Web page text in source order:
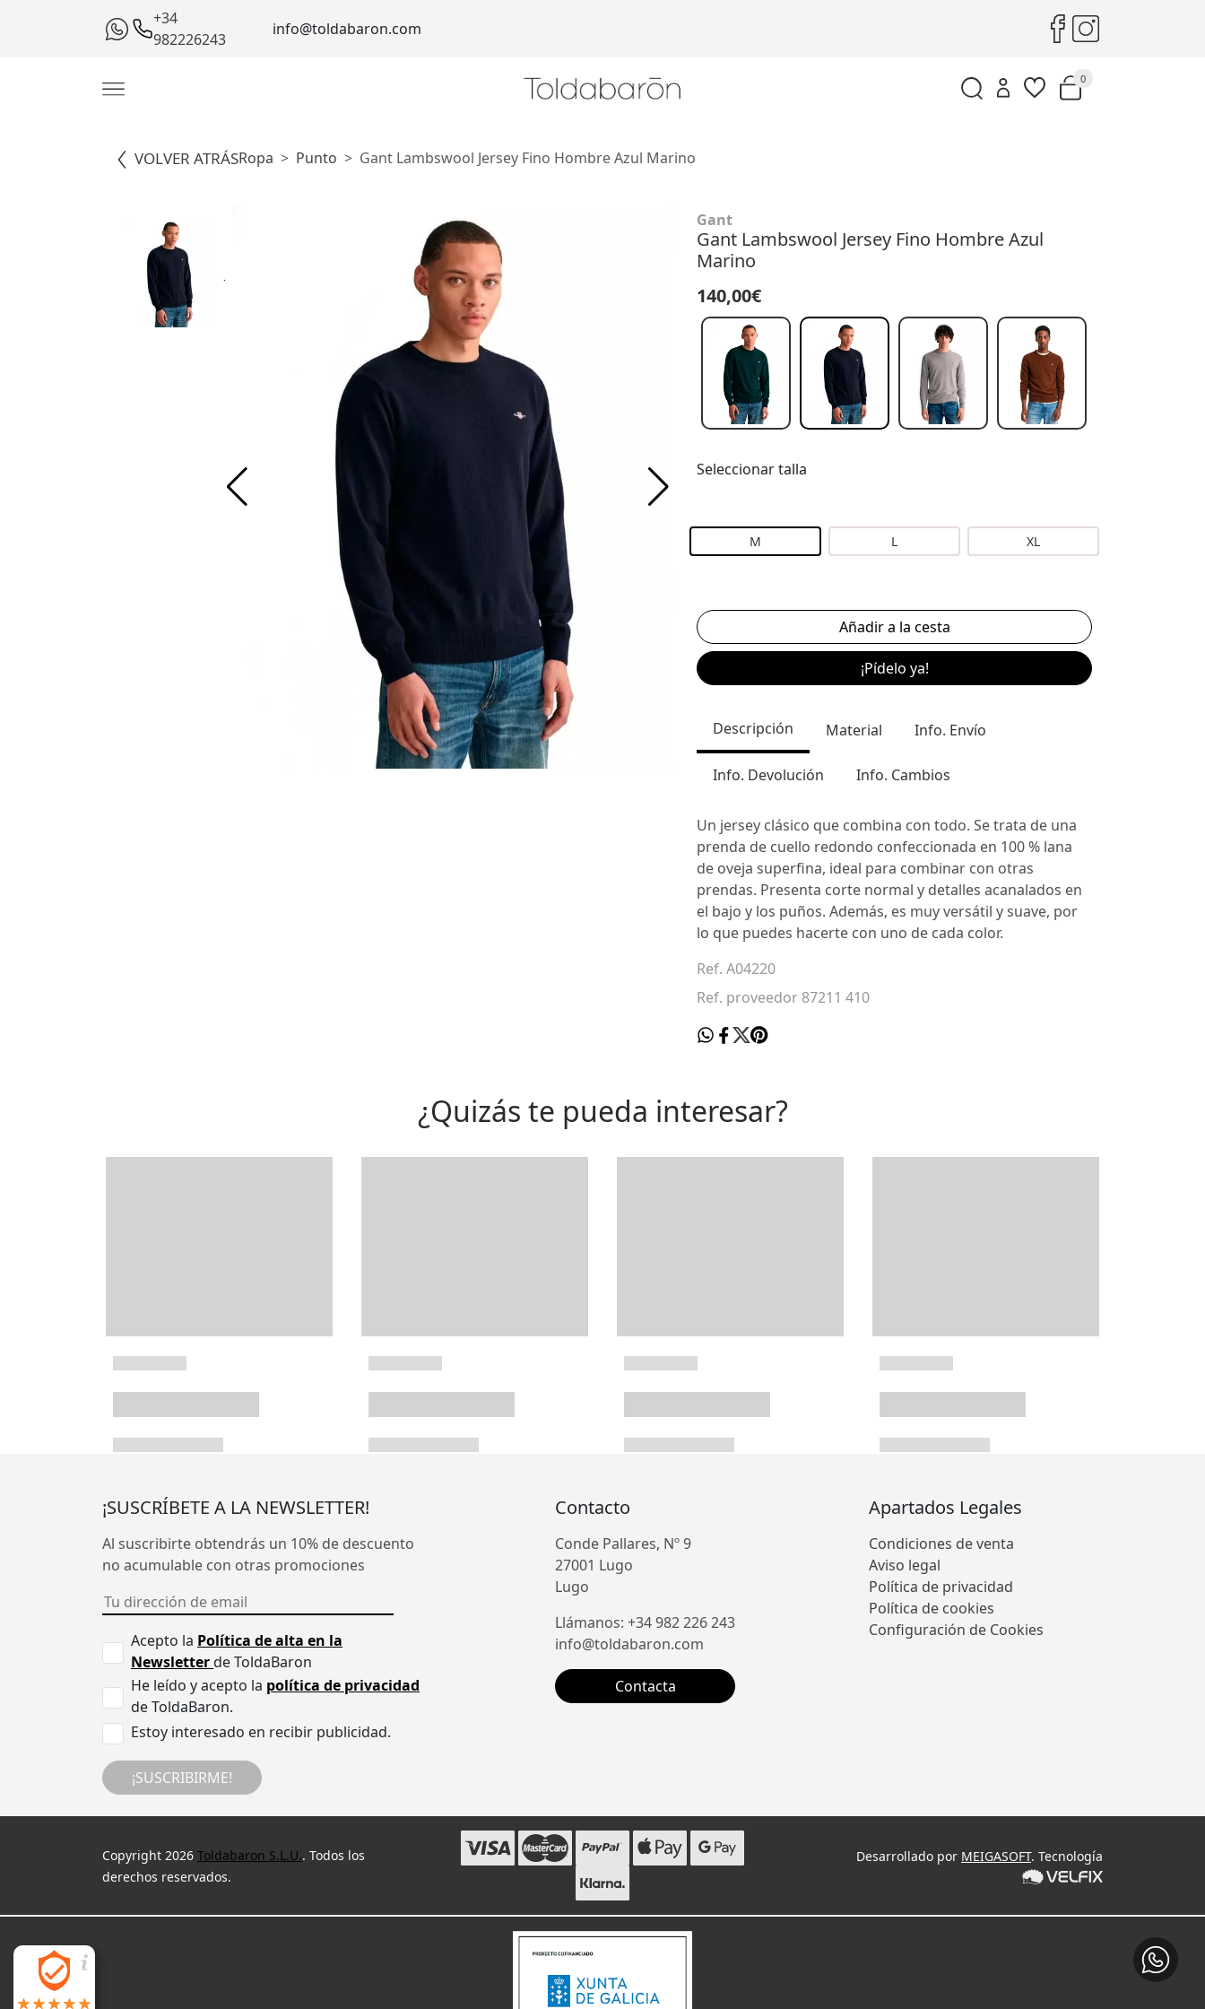
+34
982226243
info@toldabaron.com
0
VOLVER ATRÁSRopa Punto Gant Lambswool Jersey Fino Hombre Azul Marino
Gant
Gant Lambswool Jersey Fino Hombre Azul
Marino
140,00€
Seleccionar talla
M L XL
¡Pídelo ya!
Descripción Material Info. Envío
Info. Devolución Info. Cambios
Un jersey clásico que combina con todo. Se trata de una
prenda de cuello redondo confeccionada en 100 % lana
de oveja superfina, ideal para combinar con otras
prendas. Presenta corte normal y detalles acanalados en
el bajo y los puños. Además, es muy versátil y suave, por
lo que puedes hacerte con uno de cada color.
Ref. A04220
Ref. proveedor 87211 410
¿Quizás te pueda interesar?
¡SUSCRÍBETE A LA NEWSLETTER!
Al suscribirte obtendrás un 10% de descuento
no acumulable con otras promociones
Acepto la Política de alta en la
Newsletterde ToldaBaron
He leído y acepto la política de privacidad
de ToldaBaron.
Estoy interesado en recibir publicidad.
¡SUSCRIBIRME!
Contacto
Conde Pallares, Nº 9
27001 Lugo
Lugo
Llámanos: +34 982 226 243
info@toldabaron.com
Contacta
Apartados Legales
Condiciones de venta
Aviso legal
Política de privacidad
Política de cookies
Configuración de Cookies
Copyright 2026 Toldabaron S.L.U.. Todos los
derechos reservados.
Desarrollado por MEIGASOFT. Tecnología